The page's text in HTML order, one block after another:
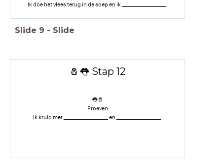
Ik doe het vlees terug in de soep en ik __________________.
Slide 9 - Slide
🧂👅 Stap 12
👅🧂
Proeven
Ik kruid met __________________ en __________________.